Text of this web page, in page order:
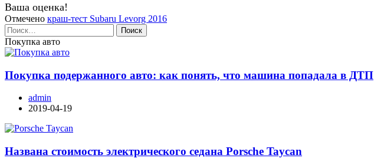
Ваша оценка!
Отмечено краш-тест Subaru Levorg 2016
Найти:
Покупка авто
Покупка подержанного авто: как понять, что машина попадала в ДТП
admin
2019-04-19
Названа стоимость электрического седана Porsche Taycan